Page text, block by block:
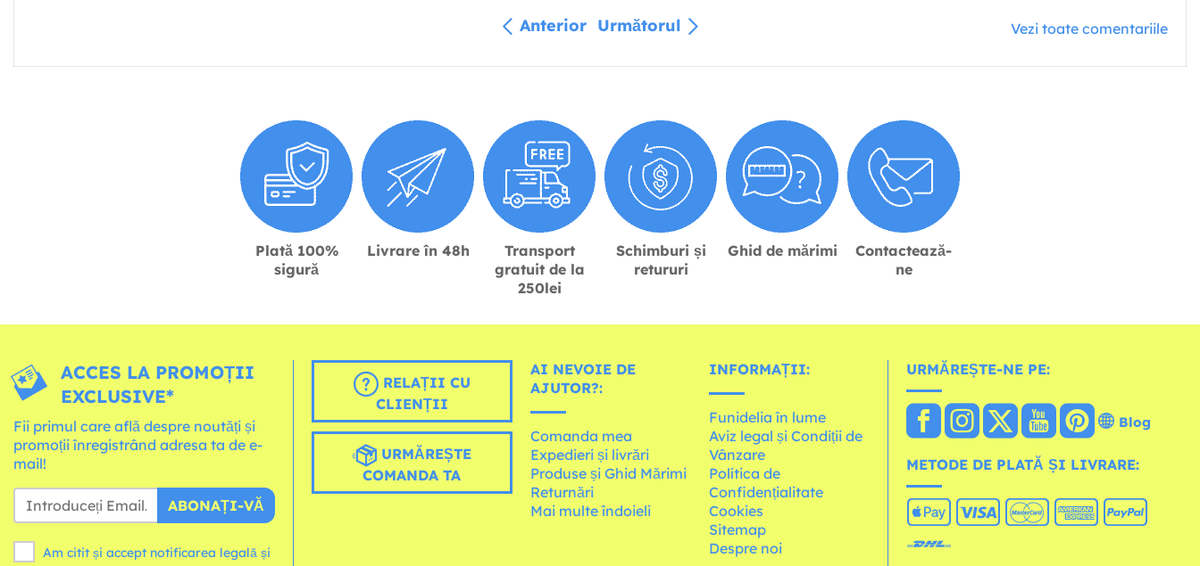
Anterior Următorul Vezi toate comentariile
Plată 100%
sigură
Livrare în 48h
Transport
gratuit de la
250lei
Schimburi și
retururi
Ghid de mărimi
Contactează-
ne
ACCES LA PROMOȚII
EXCLUSIVE*
Fii primul care află despre noutăți și
promoții înregistrând adresa ta de e-
mail!
ABONAȚI-VĂ
Am citit și accept notificarea legală și
RELAȚII CU
CLIENȚII
URMĂREȘTE
COMANDA TA
AI NEVOIE DE
AJUTOR?:
Comanda mea
Expedieri și livrări
Produse și Ghid Mărimi
Returnări
Mai multe îndoieli
INFORMAȚII:
Funidelia în lume
Aviz legal și Condiții de
Vânzare
Política de
Confidențialitate
Cookies
Sitemap
Despre noi
URMĂREȘTE-NE PE:
Blog
METODE DE PLATĂ ȘI LIVRARE: